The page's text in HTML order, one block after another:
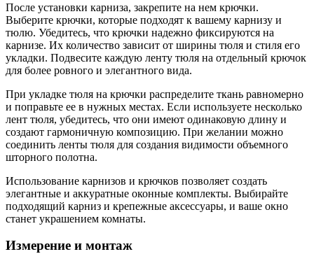
После установки карниза, закрепите на нем крючки.
Выберите крючки, которые подходят к вашему карнизу и
тюлю. Убедитесь, что крючки надежно фиксируются на
карнизе. Их количество зависит от ширины тюля и стиля его
укладки. Подвесите каждую ленту тюля на отдельный крючок
для более ровного и элегантного вида.
При укладке тюля на крючки распределите ткань равномерно
и поправьте ее в нужных местах. Если используете несколько
лент тюля, убедитесь, что они имеют одинаковую длину и
создают гармоничную композицию. При желании можно
соединить ленты тюля для создания видимости объемного
шторного полотна.
Использование карнизов и крючков позволяет создать
элегантные и аккуратные оконные комплекты. Выбирайте
подходящий карниз и крепежные аксессуары, и ваше окно
станет украшением комнаты.
Измерение и монтаж